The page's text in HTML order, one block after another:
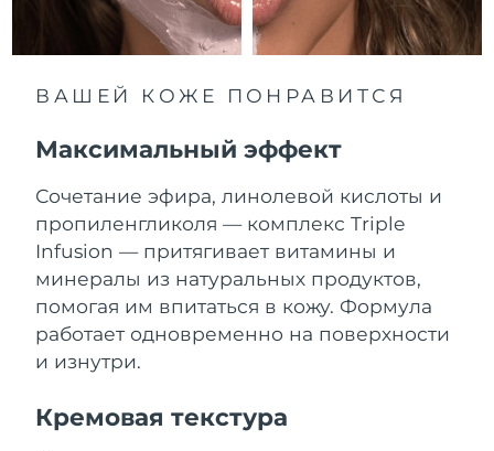
ВАШЕЙ КОЖЕ ПОНРАВИТСЯ
Максимальный эффект
Сочетание эфира, линолевой кислоты и
пропиленгликоля — комплекс Triple
Infusion — притягивает витамины и
минералы из натуральных продуктов,
помогая им впитаться в кожу. Формула
работает одновременно на поверхности
и изнутри.
Кремовая текстура
Ливан
Ожидаемая дата доставки
8/9/26
Литва
Ожидаемая дата доставки
Люксембург
Ожидаемая дата доставки
Макао (САР)
Ожидаемая дата доставки
Малайзия
Ожидаемая дата доставки
8/11/26
Мальта
Ожидаемая дата доставки
Мексика
Ожидаемая дата доставки